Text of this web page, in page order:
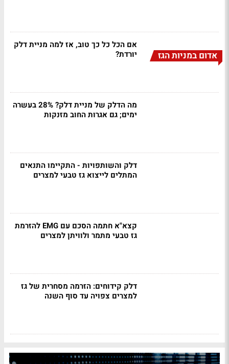
אדום במניות הגז
אם הכל כל כך טוב, אז למה מניית דלק
יורדת?
מה הדלק של מניית דלק? 28% בעשרה
ימים; גם אגרות החוב מזנקות
דלק והשותפויות - התקיימו התנאים
המתלים לייצוא גז טבעי למצרים
קצא"א חתמה הסכם עם EMG להזרמת
גז טבעי מתמר ולוויתן למצרים
דלק קידוחים: הזרמה מסחרית של גז
למצרים צפויה עד סוף השנה